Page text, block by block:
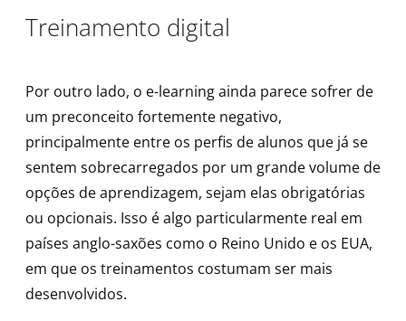
Treinamento digital
Por outro lado, o e-learning ainda parece sofrer de
um preconceito fortemente negativo,
principalmente entre os perfis de alunos que já se
sentem sobrecarregados por um grande volume de
opções de aprendizagem, sejam elas obrigatórias
ou opcionais. Isso é algo particularmente real em
países anglo-saxões como o Reino Unido e os EUA,
em que os treinamentos costumam ser mais
desenvolvidos.